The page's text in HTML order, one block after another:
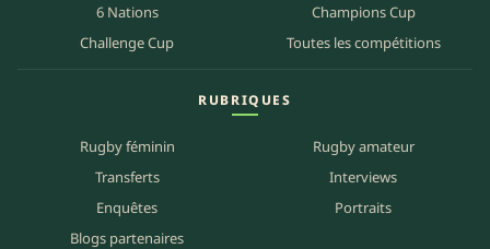
6 Nations
Champions Cup
Challenge Cup
Toutes les compétitions
RUBRIQUES
Rugby féminin
Rugby amateur
Transferts
Interviews
Enquêtes
Portraits
Blogs partenaires